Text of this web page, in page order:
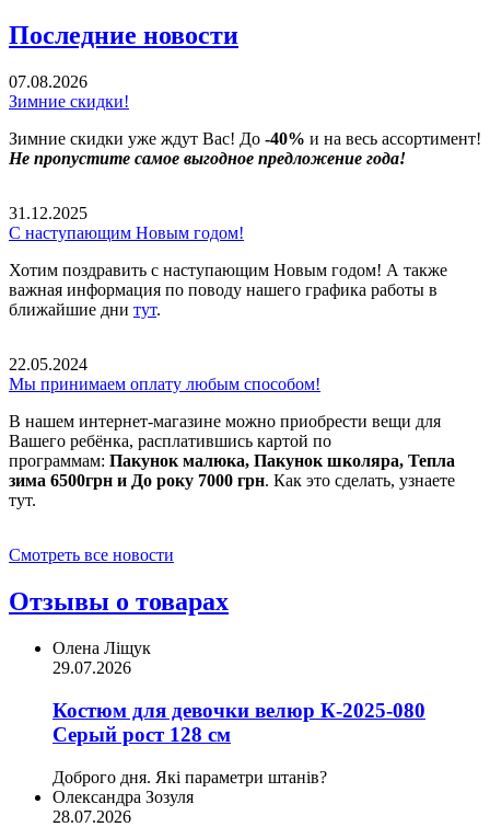
Последние новости
07.08.2026
Зимние скидки!
Зимние скидки уже ждут Вас! До -40% и на весь ассортимент!
Не пропустите самое выгодное предложение года!
31.12.2025
С наступающим Новым годом!
Хотим поздравить с наступающим Новым годом! А также
важная информация по поводу нашего графика работы в
ближайшие дни тут.
22.05.2024
Мы принимаем оплату любым способом!
В нашем интернет-магазине можно приобрести вещи для
Вашего ребёнка, расплатившись картой по
программам: Пакунок малюка, Пакунок школяра, Тепла
зима 6500грн и До року 7000 грн. Как это сделать, узнаете
тут.
Смотреть все новости
Отзывы о товарах
Олена Ліщук
29.07.2026
Костюм для девочки велюр К-2025-080
Серый рост 128 см
Доброго дня. Які параметри штанів?
Олександра Зозуля
28.07.2026